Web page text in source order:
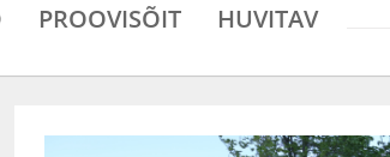
PROOVISÕIT HUVITAV